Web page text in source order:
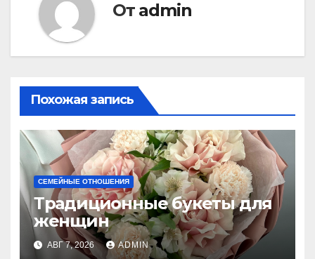
От admin
Похожая запись
СЕМЕЙНЫЕ ОТНОШЕНИЯ
Традиционные букеты для
женщин
АВГ 7, 2026 ADMIN